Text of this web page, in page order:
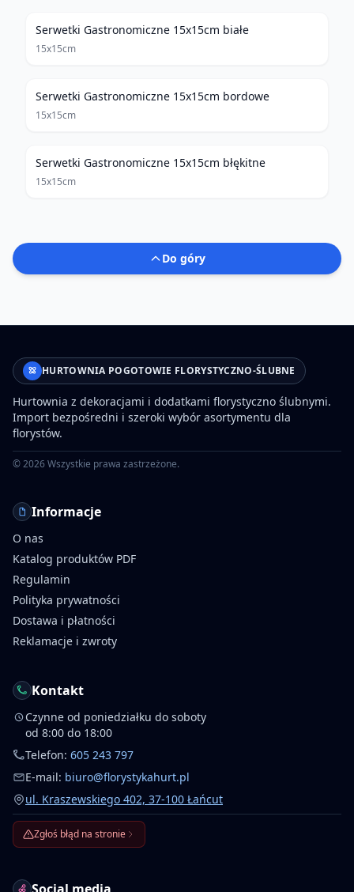
Serwetki Gastronomiczne 15x15cm białe
15x15cm
Serwetki Gastronomiczne 15x15cm bordowe
15x15cm
Serwetki Gastronomiczne 15x15cm błękitne
15x15cm
Do góry
HURTOWNIA POGOTOWIE FLORYSTYCZNO-ŚLUBNE
Hurtownia z dekoracjami i dodatkami florystyczno ślubnymi.
Import bezpośredni i szeroki wybór asortymentu dla
florystów.
©2026Wszystkie prawa zastrzeżone.
Informacje
O nas
Katalog produktów PDF
Regulamin
Polityka prywatności
Dostawa i płatności
Reklamacje i zwroty
Kontakt
Czynne od poniedziałku do soboty
od 8:00 do 18:00
Telefon: 605 243 797
E-mail: biuro@florystykahurt.pl
ul. Kraszewskiego 402, 37-100 Łańcut
Zgłoś błąd na stronie